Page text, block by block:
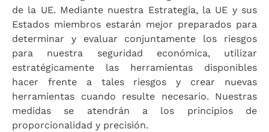
de la UE. Mediante nuestra Estrategia, la UE y sus
Estados miembros estarán mejor preparados para
determinar y evaluar conjuntamente los riesgos
para nuestra seguridad económica, utilizar
estratégicamente las herramientas disponibles
hacer frente a tales riesgos y crear nuevas
herramientas cuando resulte necesario. Nuestras
medidas se atendrán a los principios de
proporcionalidad y precisión.